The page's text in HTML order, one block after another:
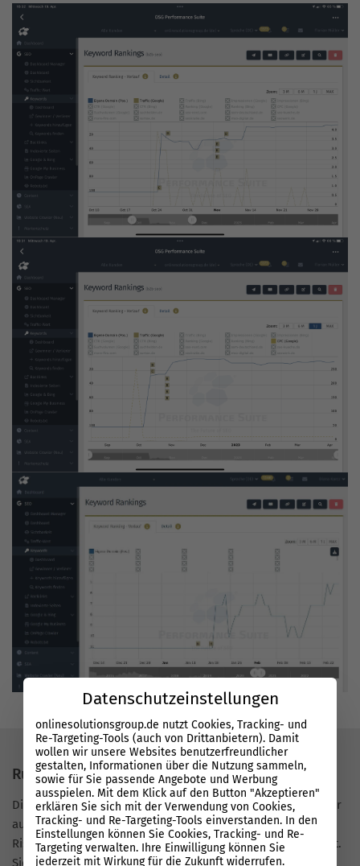
Rund um die Uhr technisch abgesichert
Die Performance Suiteüberwacht Ihre SEO-Technik 24/7
. Ihr
automatisierter B2B-SEO-Berater identifiziert technische
Risiken und Sicherheitslücken und benachrichtigt Sie sofort.
Sie können Probleme direkt beheben, bevor Sie Umsatz
Datenschutzeinstellungen
onlinesolutionsgroup.de nutzt Cookies, Tracking- und
Re-Targeting-Tools (auch von Drittanbietern). Damit
wollen wir unsere Websites benutzerfreundlicher
gestalten, Informationen über die Nutzung sammeln,
sowie für Sie passende Angebote und Werbung
ausspielen. Mit dem Klick auf den Button "Akzeptieren"
erklären Sie sich mit der Verwendung von Cookies,
Tracking- und Re-Targeting-Tools einverstanden. In den
Einstellungen können Sie Cookies, Tracking- und Re-
Targeting verwalten. Ihre Einwilligung können Sie
jederzeit mit Wirkung für die Zukunft widerrufen.